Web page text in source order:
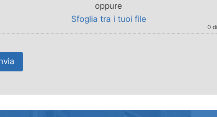
oppure
Sfoglia tra i tuoi file
0